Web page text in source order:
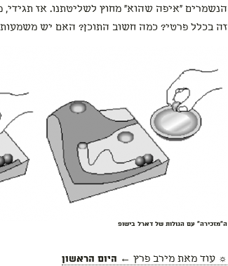
הנשמרים "איפה שהוא" מחוץ לשליטתנו. אז
זה בכלל פרטי? כמה חשוב התוכן? האם יש
ה"מזכירה" עם הגולות של דארל בישופ
☼ עוד מאת מירב פרץ ← היום הראשון